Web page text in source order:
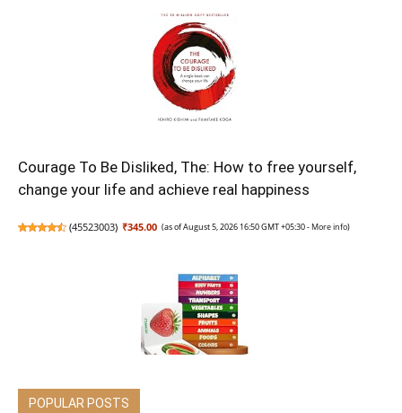
Courage To Be Disliked, The: How to free yourself,
change your life and achieve real happiness
(45523003) ₹345.00 (as of August 5, 2026 16:50 GMT +05:30 -More info)
POPULAR POSTS